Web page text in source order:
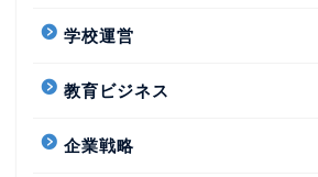
学校運営
教育ビジネス
企業戦略